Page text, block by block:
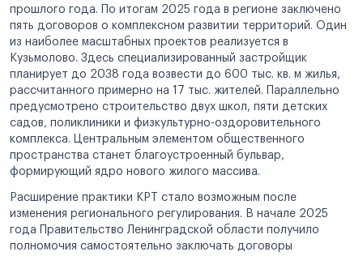
прошлого года. По итогам 2025 года в регионе заключено
пять договоров о комплексном развитии территорий. Один
из наиболее масштабных проектов реализуется в
Кузьмолово. Здесь специализированный застройщик
планирует до 2038 года возвести до 600 тыс. кв. м жилья,
рассчитанного примерно на 17 тыс. жителей. Параллельно
предусмотрено строительство двух школ, пяти детских
садов, поликлиники и физкультурно-оздоровительного
комплекса. Центральным элементом общественного
пространства станет благоустроенный бульвар,
формирующий ядро нового жилого массива.
Расширение практики КРТ стало возможным после
изменения регионального регулирования. В начале 2025
года Правительство Ленинградской области получило
полномочия самостоятельно заключать договоры